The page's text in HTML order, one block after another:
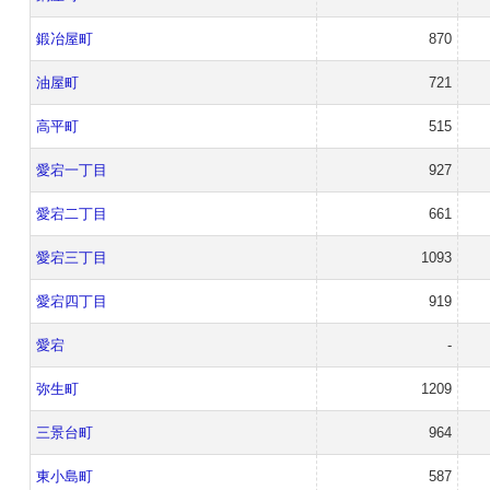
鍛冶屋町 870
油屋町 721
高平町 515
愛宕一丁目 927
愛宕二丁目 661
愛宕三丁目 1093
愛宕四丁目 919
愛宕 -
弥生町 1209
三景台町 964
東小島町 587